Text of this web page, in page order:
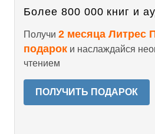
Более 800 000 книг и
Получи 2 месяца Литрес
подарок и наслаждайся
чтением
ПОЛУЧИТЬ ПОДАРОК